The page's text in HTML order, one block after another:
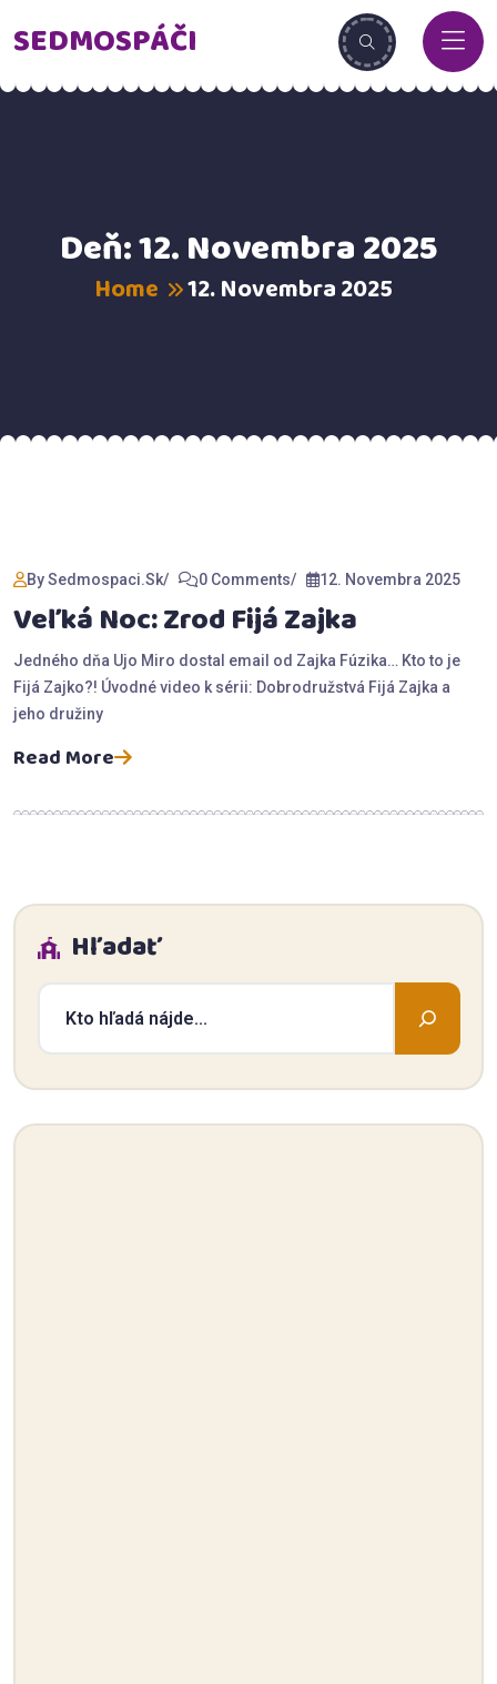
SEDMOSPÁČI
Deň:12. Novembra 2025
Home 12. Novembra 2025
By Sedmospaci.sk 0 Comments 12. Novembra 2025
Veľká Noc: Zrod Fijá Zajka
Jedného dňa Ujo Miro dostal email od Zajka Fúzika… Kto to je
Fijá Zajko?! Úvodné video k sérii: Dobrodružstvá Fijá Zajka a
jeho družiny
Read More
Hľadať